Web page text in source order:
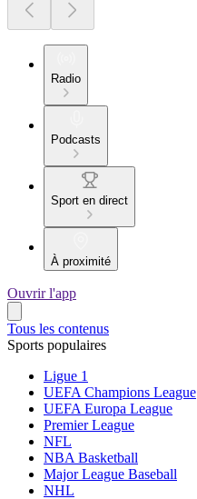
Radio
Podcasts
Sport en direct
À proximité
Ouvrir l'app
Tous les contenus
Sports populaires
Ligue 1
UEFA Champions League
UEFA Europa League
Premier League
NFL
NBA Basketball
Major League Baseball
NHL